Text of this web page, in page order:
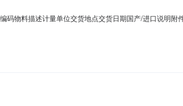
物料描述计量单位交货地点交货日期国产/进口说明附
否指定报价币种：指定报价币种：人民币承运方式：结